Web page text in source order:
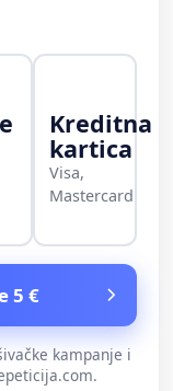
Kreditna
kartica
Visa,
Mastercard
5 €
kampanje i